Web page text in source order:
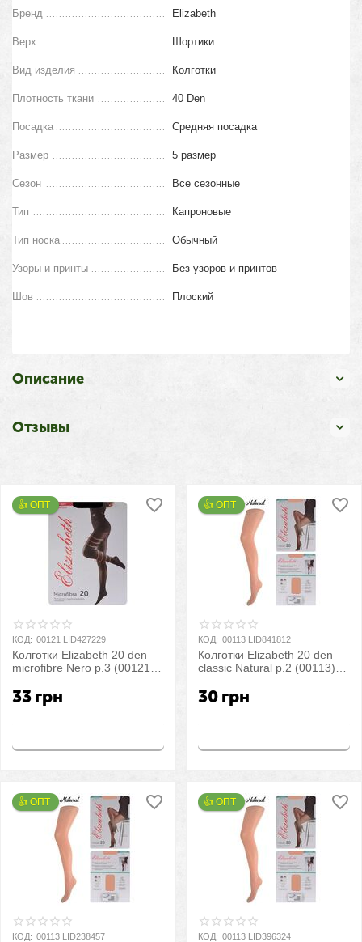
Бренд Elizabeth
Верх Шортики
Вид изделия Колготки
Плотность ткани 40 Den
Посадка Средняя посадка
Размер 5 размер
Сезон Все сезонные
Тип Капроновые
Тип носка Обычный
Узоры и принты Без узоров и принтов
Шов Плоский
Описание
Отзывы
👍 ОПТ
КОД: 00121 LID427229
Колготки Elizabeth 20 den
microfibre Nero р.3 (00121) |
33 грн
👍 ОПТ
КОД: 00113 LID841812
Колготки Elizabeth 20 den
classic Natural р.2 (00113) |
30 грн
👍 ОПТ
КОД: 00113 LID238457
👍 ОПТ
КОД: 00113 LID396324